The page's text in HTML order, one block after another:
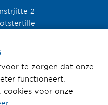
2
2026
te zorgen dat onze
functioneert.
cookies voor onze